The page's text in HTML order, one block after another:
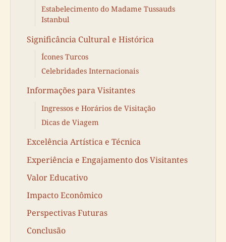
Estabelecimento do Madame Tussauds
Istanbul
Significância Cultural e Histórica
Ícones Turcos
Celebridades Internacionais
Informações para Visitantes
Ingressos e Horários de Visitação
Dicas de Viagem
Excelência Artística e Técnica
Experiência e Engajamento dos Visitantes
Valor Educativo
Impacto Econômico
Perspectivas Futuras
Conclusão